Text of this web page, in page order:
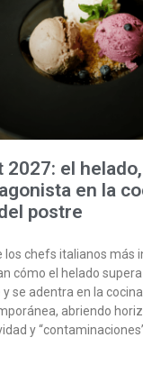
2027: el helado,
en la
postre
los chefs italianos más
cómo el helado supera
se adentra en la cocina
abriendo
y